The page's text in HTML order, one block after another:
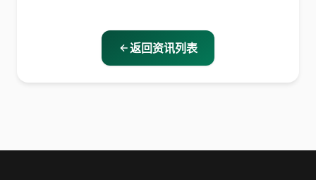
返回资讯列表